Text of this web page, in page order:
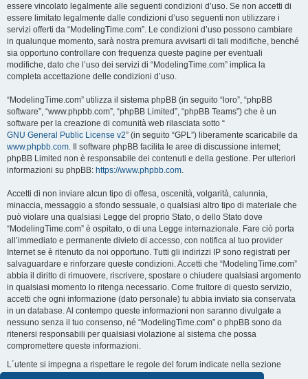
essere vincolato legalmente alle seguenti condizioni d’uso. Se non accetti di
essere limitato legalmente dalle condizioni d’uso seguenti non utilizzare i
servizi offerti da “ModelingTime.com”. Le condizioni d’uso possono cambiare
in qualunque momento, sarà nostra premura avvisarti di tali modifiche, benché
sia opportuno controllare con frequenza queste pagine per eventuali
modifiche, dato che l’uso dei servizi di “ModelingTime.com” implica la
completa accettazione delle condizioni d’uso.
“ModelingTime.com” utilizza il sistema phpBB (in seguito “loro”, “phpBB
software”, “www.phpbb.com”, “phpBB Limited”, “phpBB Teams”) che è un
software per la creazione di comunità web rilasciata sotto “
GNU General Public License v2” (in seguito “GPL”) liberamente scaricabile da
www.phpbb.com. Il software phpBB facilita le aree di discussione internet;
phpBB Limited non è responsabile dei contenuti e della gestione. Per ulteriori
informazioni su phpBB: https://www.phpbb.com.
Accetti di non inviare alcun tipo di offesa, oscenità, volgarità, calunnia,
minaccia, messaggio a sfondo sessuale, o qualsiasi altro tipo di materiale che
può violare una qualsiasi Legge del proprio Stato, o dello Stato dove
“ModelingTime.com” è ospitato, o di una Legge internazionale. Fare ciò porta
all’immediato e permanente divieto di accesso, con notifica al tuo provider
Internet se è ritenuto da noi opportuno. Tutti gli indirizzi IP sono registrati per
salvaguardare e rinforzare queste condizioni. Accetti che “ModelingTime.com”
abbia il diritto di rimuovere, riscrivere, spostare o chiudere qualsiasi argomento
in qualsiasi momento lo ritenga necessario. Come fruitore di questo servizio,
accetti che ogni informazione (dato personale) tu abbia inviato sia conservata
in un database. Al contempo queste informazioni non saranno divulgate a
nessuno senza il tuo consenso, né “ModelingTime.com” o phpBB sono da
ritenersi responsabili per qualsiasi violazione al sistema che possa
compromettere queste informazioni.
L´utente si impegna a rispettare le regole del forum indicate nella sezione